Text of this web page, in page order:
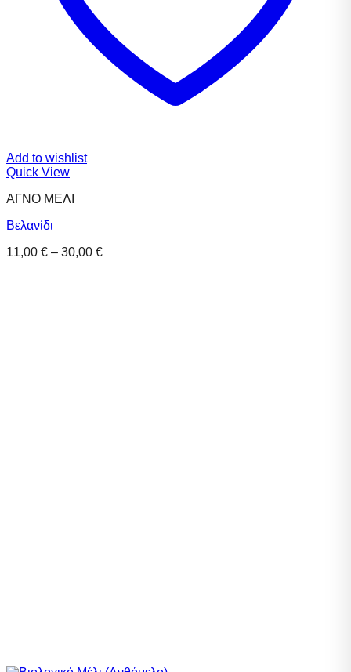
Add to wishlist
Quick View
ΑΓΝΟ ΜΕΛΙ
Βελανίδι
11,00 € – 30,00 €Price